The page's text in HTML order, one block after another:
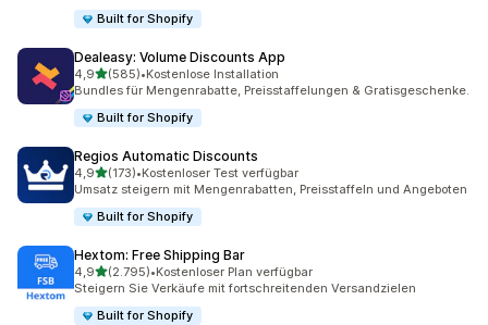
Built for Shopify
Dealeasy: Volume Discounts App
4,9von 5 Sternen
(585)
585 Rezensionen insgesamt
•Kostenlose Installation
Bundles für Mengenrabatte, Preisstaffelungen & Gratisgeschenke.
Built for Shopify
Regios Automatic Discounts
4,9von 5 Sternen
(173)
173 Rezensionen insgesamt
•Kostenloser Test verfügbar
Umsatz steigern mit Mengenrabatten, Preisstaffeln und Angeboten
Built for Shopify
Hextom: Free Shipping Bar
4,9von 5 Sternen
(2.795)
2795 Rezensionen insgesamt
•Kostenloser Plan verfügbar
Steigern Sie Verkäufe mit fortschreitenden Versandzielen
Built for Shopify